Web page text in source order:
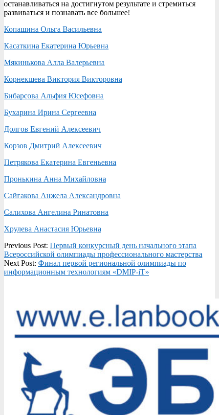
останавливаться на достигнутом результате и стремиться
развиваться и познавать все большее!
Копашина Ольга Васильевна
Касаткина Екатерина Юрьевна
Мякинькова Алла Валерьевна
Корнекшева Виктория Викторовна
Бибарсова Альфия Юсефовна
Бухарина Ирина Сергеевна
Долгов Евгений Алексеевич
Корзов Дмитрий Алексеевич
Петрякова Екатерина Евгеньевна
Пронькина Анна Михайловна
Сайгакова Анжела Александровна
Салихова Ангелина Ринатовна
Хрулева Анастасия Юрьевна
2019-
12-
19
Previous Post: Первый конкурсный день начального этапа
Всероссийской олимпиады профессионального мастерства
Next Post: Финал первой региональной олимпиады по
информационным технологиям «DMIP-iT»